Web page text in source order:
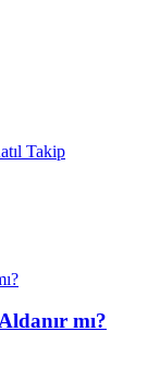
Takip
mı?